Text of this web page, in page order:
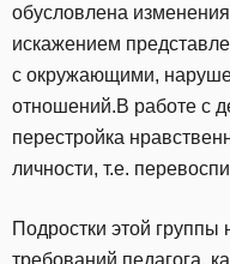
обусловлена
искажением
с окружающими,
отношений.В работе с
перестройка
личности, т.е.
Подростки этой
требований педагога,